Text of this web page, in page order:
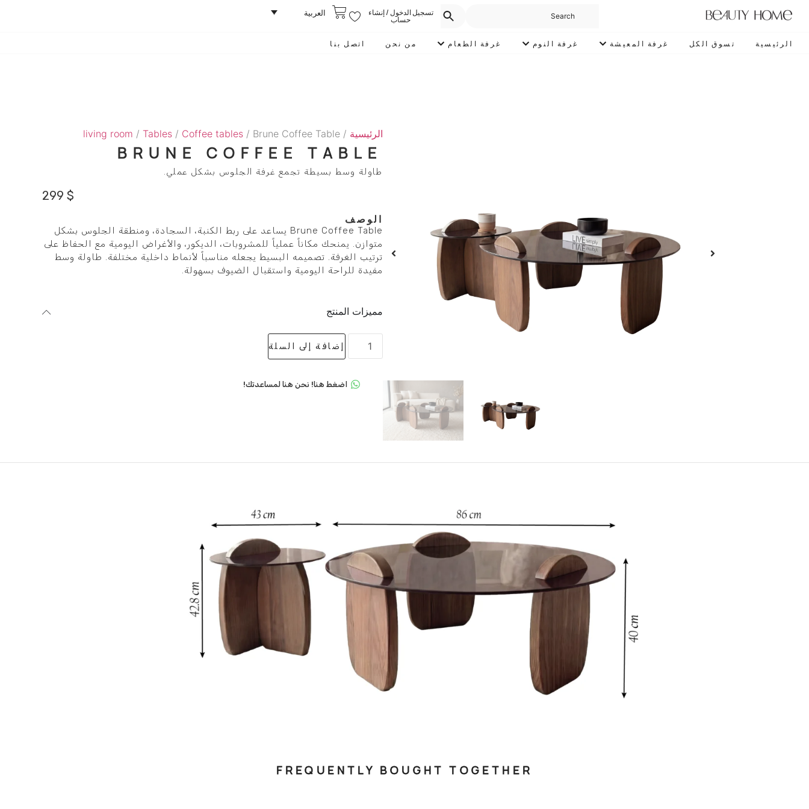
تسجيل الدخول / إنشاء
حساب
العربية
الرئيسية تسوق الكل غرفة المعيشة غرفة النوم غرفة الطعام من نحن اتصل بنا
الرئيسية /
living room / Tables/ Coffee tables/ Brune Coffee Table
BRUNE COFFEE TABLE
طاولة وسط بسيطة تجمع غرفة الجلوس بشكل عملي.
299 $
الوصف
Brune Coffee Table يساعد على ربط الكنبة، السجادة، ومنطقة الجلوس بشكل
متوازن. يمنحك مكاناً عملياً للمشروبات، الديكور، والأغراض اليومية مع الحفاظ على
ترتيب الغرفة. تصميمه البسيط يجعله مناسباً لأنماط داخلية مختلفة. طاولة وسط
مفيدة للراحة اليومية واستقبال الضيوف بسهولة.
مميزات المنتج
إضافة إلى السلة
اضغط هنا! نحن هنا لمساعدتك!
FREQUENTLY BOUGHT TOGETHER